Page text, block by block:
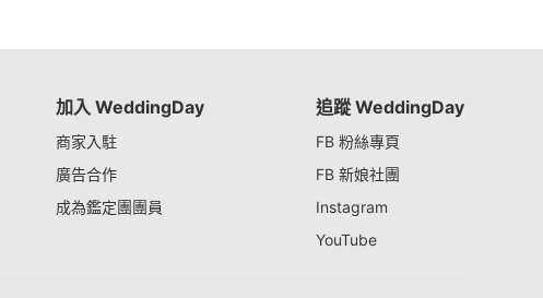
加入 WeddingDay
商家入駐
廣告合作
成為鑑定團團員
追蹤 WeddingDay
FB 粉絲專頁
FB 新娘社團
Instagram
YouTube